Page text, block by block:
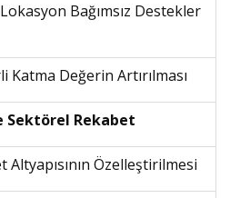
Bağımsız Destekler
Katma Değerin Artırılması
Sektörel Rekabet
Özelleştirilmesi